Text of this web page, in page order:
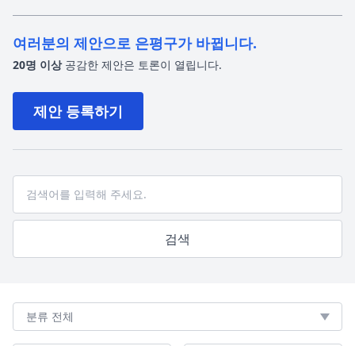
여러분의 제안으로 은평구가 바뀝니다.
20명 이상공감한 제안은 토론이 열립니다.
제안 등록하기
검색
분류
진행상태
정렬순서